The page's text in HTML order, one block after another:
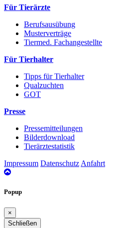
Für Tierärzte
Berufsausübung
Musterverträge
Tiermed. Fachangestellte
Für Tierhalter
Tipps für Tierhalter
Qualzuchten
GOT
Presse
Pressemitteilungen
Bilderdownload
Tierärztestatistik
Impressum Datenschutz Anfahrt
nach
Popup
×
Schließen